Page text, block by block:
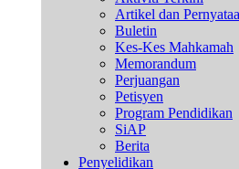
Artikel dan
Buletin
Kes-Kes Mahkamah
Memorandum
Perjuangan
Petisyen
Program Pendidikan
SiAP
Berita
Penyelidikan